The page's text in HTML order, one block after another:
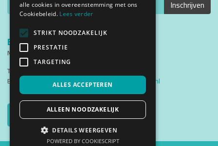
Bezoekadres
Middenweg 21782 BG Den Helder
Telefoon: (0223) 537200
Email: cursistenadministratie@triade-denhelder.nl
Bel Triade InstagramTriade FacebookTraide YouTube
alle cookies in overeenstemming met ons
Cookiebeleid. Lees verder
STRIKT NOODZAKELIJK
PRESTATIE
TARGETING
ALLES ACCEPTEREN
ALLEEN NOODZAKELIJK
DETAILS WEERGEVEN
POWERED BY COOKIESCRIPT